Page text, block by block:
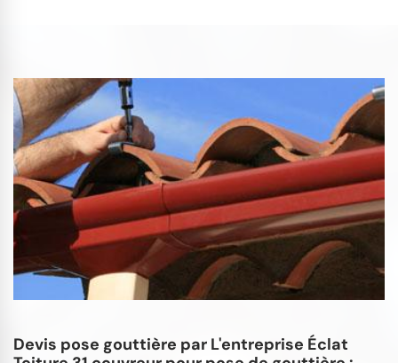
Devis pose gouttière par L'entreprise Éclat